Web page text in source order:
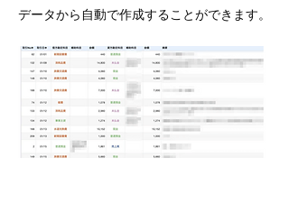
データから自動で作成することができます。